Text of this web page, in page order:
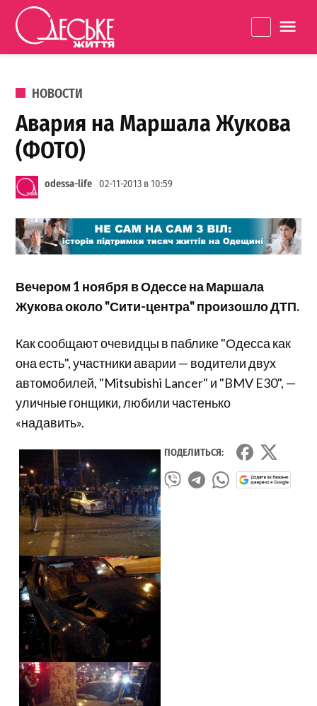
Перейти к содержанию
життя
ОПУБЛИКОВАНО В
НОВОСТИ
Авария на Маршала Жукова
(ФОТО)
odessa-life 02-11-2013 в 10:59
Вечером 1 ноября в Одессе на Маршала
Жукова около "Сити-центра" произошло ДТП.
Как сообщают очевидцы в паблике "Одесса как
она есть", участники аварии — водители двух
автомобилей, "Mitsubishi Lancer" и "BMV E30", —
уличные гонщики, любили частенько
«надавить».
ПОДЕЛИТЬСЯ: